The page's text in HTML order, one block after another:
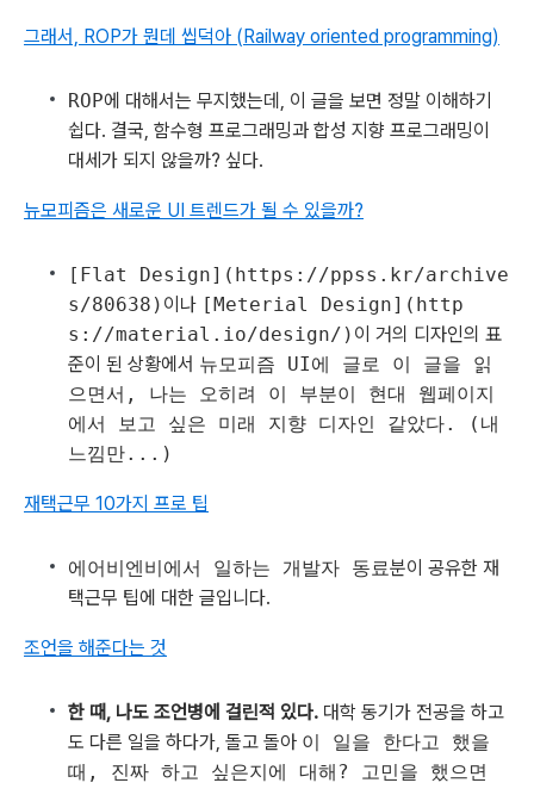
그래서, ROP가 뭔데 씹덕아 (Railway oriented programming)
ROP에 대해서는 무지했는데, 이 글을 보면 정말 이해하기
쉽다. 결국, 함수형 프로그래밍과 합성 지향 프로그래밍이
대세가 되지 않을까? 싶다.
뉴모피즘은 새로운 UI 트렌드가 될 수 있을까?
[Flat Design](https://ppss.kr/archive
s/80638) 이나 [Meterial Design](http
s://material.io/design/) 이 거의 디자인의 표
준이 된 상황에서 뉴모피즘 UI에 글로 이 글을 읽
으면서, 나는 오히려 이 부분이 현대 웹페이지
에서 보고 싶은 미래 지향 디자인 같았다. (내
느낌만...)
재택근무 10가지 프로 팁
에어비엔비에서 일하는 개발자 동료분이 공유한 재
택근무 팁에 대한 글입니다.
조언을 해준다는 것
한 때, 나도 조언병에 걸린적 있다. 대학 동기가 전공을 하고
도 다른 일을 하다가, 돌고 돌아 이 일을 한다고 했을
때, 진짜 하고 싶은지에 대해? 고민을 했으면